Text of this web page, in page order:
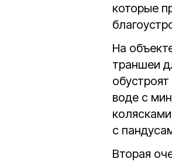
которые
На
траншеи
обустроят
воде с
с
Вторая